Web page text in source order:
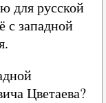
для русской
с западной
Цветаева?